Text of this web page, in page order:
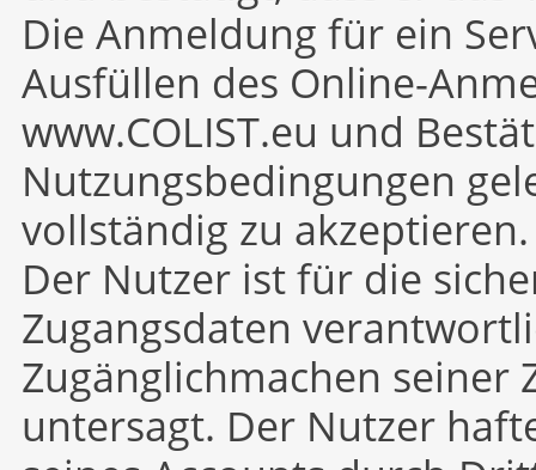
Die Anmeldung für ein
Ausfüllen des Online-
www.COLIST.eu und
Nutzungsbedingungen
vollständig zu akzeptieren.
Der Nutzer ist für die
Zugangsdaten
Zugänglichmachen seiner
untersagt. Der Nutzer